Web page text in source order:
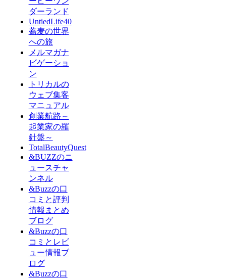
ダーランド
UntiedLife40
蕎麦の世界
への旅
メルマガナ
ビゲーショ
ン
トリカルの
ウェブ集客
マニュアル
創業航路～
起業家の羅
針盤～
TotalBeautyQuest
&BUZZのニ
ュースチャ
ンネル
&Buzzの口
コミと評判
情報まとめ
ブログ
&Buzzの口
コミとレビ
ュー情報ブ
ログ
&Buzzの口